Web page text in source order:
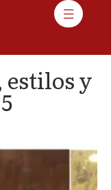
estilos y